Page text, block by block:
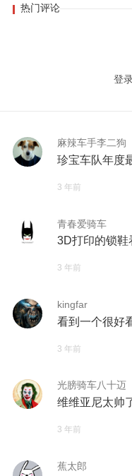
热门评论
登
麻辣车手李二狗
珍宝车队年度
3 年前
青春爱骑车
3D打印的锁鞋
3 年前
kingfar
看到一个很好
3 年前
光膀骑车八十迈
维维亚尼太帅
3 年前
蕉太郎